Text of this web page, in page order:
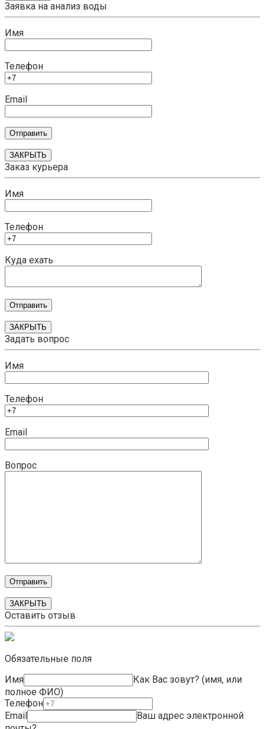
Заявка на анализ воды
Имя
Телефон
Email
ЗАКРЫТЬ
Заказ курьера
Имя
Телефон
Куда ехать
ЗАКРЫТЬ
Задать вопрос
Имя
Телефон
Email
Вопрос
ЗАКРЫТЬ
Оставить отзыв
Обязательные поля
Имя
Как Вас зовут? (имя, или
полное ФИО)
Телефон
Email
Ваш адрес электронной